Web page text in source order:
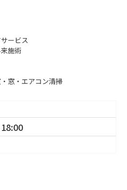
ービス
施術
窓・エアコン清掃